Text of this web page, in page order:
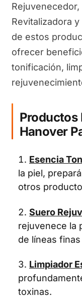
Revitalizadora
de estos
ofrecer
tonificación,
Productos
Hanover
Esencia
la piel,
otros
Suero
rejuvenece la
de líneas
Limpiador
toxinas.